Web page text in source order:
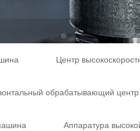
Центр
обрабатывающий центр
Аппаратура